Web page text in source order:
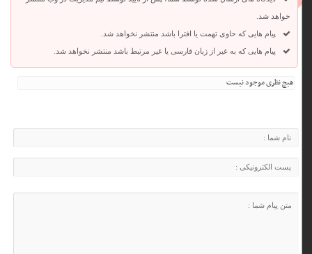
خواهد شد.
پیام هایی که حاوی تهمت یا افترا باشد منتشر نخواهد شد.
پیام هایی که به غیر از زبان فارسی یا غیر مرتبط باشد منتشر نخواهد شد.
هیچ نظری موجود نیست